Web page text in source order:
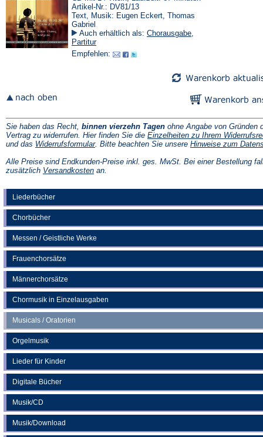
Liederbücher
Chorbücher
Messen / Geistliche Werke
Frauenchorsätze
Männerchorsätze
Chormusik in Einzelausgaben
Musicals / Oratorien
Orgelmusik
Lieder für Kinder
Digitale Bücher
Musik/CD
Musik/Download
Artikel-Nr.: DV81/13
Text, Musik: Eugen Eckert, Thomas
Gabriel
Auch erhältlich als: Chorausgabe,
Partitur
Empfehlen:
Sie haben das Recht, binnen vierzehn Tagen ohne Angabe von Gründen
Vertrag zu widerrufen. Hier finden Sie die Einzelheiten zu Ihrem
und das Widerrufsformular(Öffnet
einem
neuen
. Bitte beachten Sie unsere Hinweise zum
Alle Preise sind Endkunden-Preise inkl. ges. MwSt. Bei einer Bestellung
zusätzlich Versandkosten(Öffnet
an.